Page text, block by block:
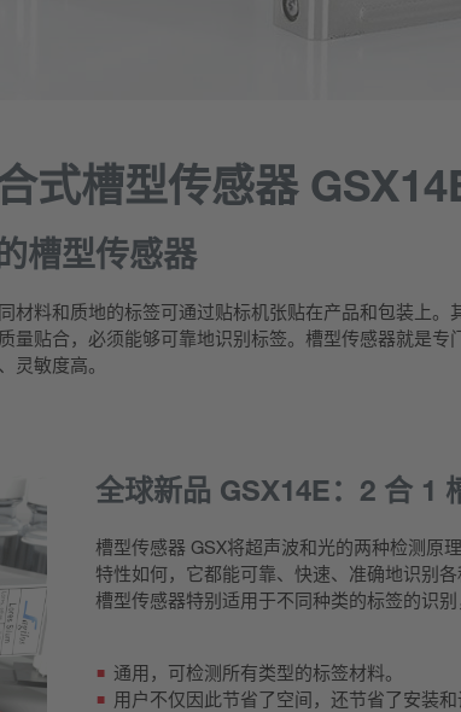
式槽型传感器
槽型传感器
材料和质地的标签可通过贴标机张贴在产品和包装上
量贴合，必须能够可靠地识别标​​签。槽型传感器就是
灵敏度高。
全球新品 GSX14E：2 合 1
槽型传感器 GSX将超声波和光的两种检测原
特性如何，它都能可靠、快速、准确地识别
槽型传感器特别适用于不同种类的标签的识
通用，可检测所有类型的标签材料。
用户不仅因此节省了空间，还节省了安装和